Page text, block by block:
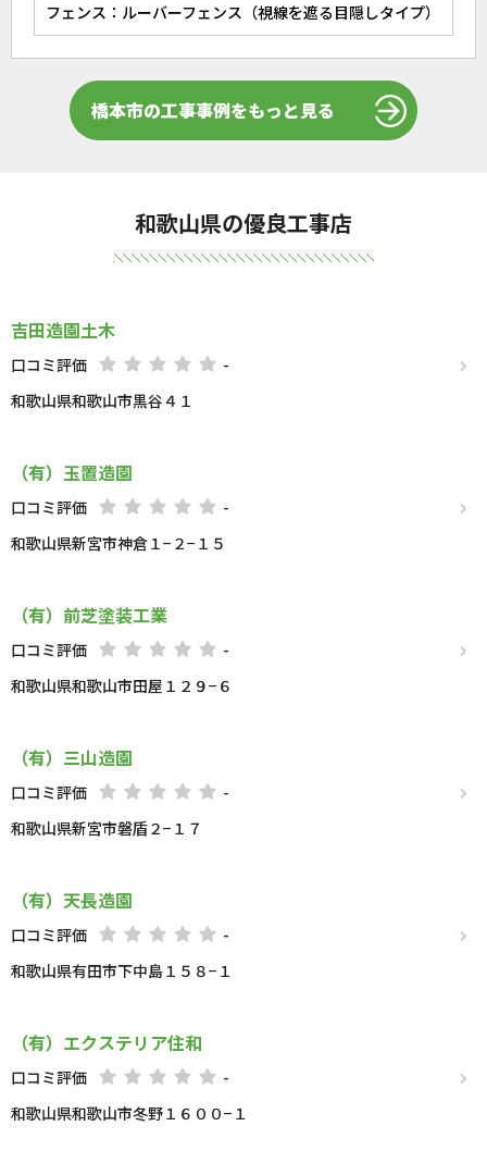
フェンス：ルーバーフェンス（視線を遮る目隠しタイプ）
橋本市の工事事例をもっと見る
和歌山県の優良工事店
吉田造園土木
口コミ評価
-
和歌山県和歌山市黒谷４１
（有）玉置造園
口コミ評価
-
和歌山県新宮市神倉１−２−１５
（有）前芝塗装工業
口コミ評価
-
和歌山県和歌山市田屋１２９−６
（有）三山造園
口コミ評価
-
和歌山県新宮市磐盾２−１７
（有）天長造園
口コミ評価
-
和歌山県有田市下中島１５８−１
（有）エクステリア住和
口コミ評価
-
和歌山県和歌山市冬野１６００−１